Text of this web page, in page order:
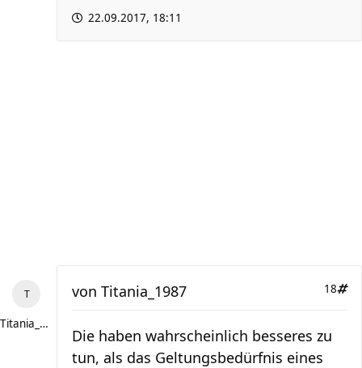
22.09.2017, 18:11
Titania_1987
18
von Titania_1987
Die haben wahrscheinlich besseres zu
tun, als das Geltungsbedürfnis eines